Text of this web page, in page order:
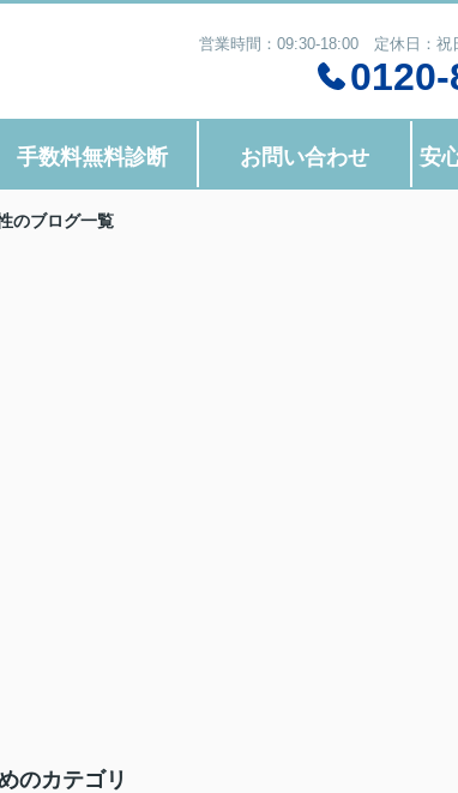
営業時間：09:30-18:00 定休日：祝
手数料無料診断 お問い合わせ 安
のブログ一覧
のカテゴリ